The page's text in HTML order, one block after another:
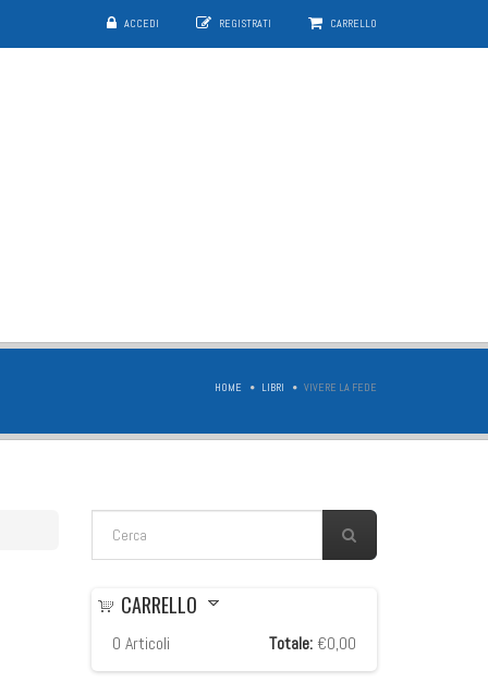
ACCEDI REGISTRATI CARRELLO
HOME LIBRI VIVERE LA FEDE
FORM DI RICERCA
CARRELLO
0 Articoli Totale: €0,00